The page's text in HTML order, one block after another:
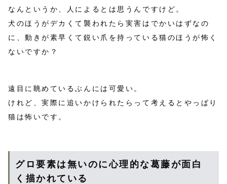
なんというか、人によるとは思うんですけど。
犬のほうがデカくて襲われたら実害はでかいはずなの
に、動きが素早くて鋭い爪を持っている猫のほうが怖く
ないですか？
遠目に眺めているぶんには可愛い。
けれど、実際に追いかけられたらって考えるとやっぱり
猫は怖いです。
グロ要素は無いのに心理的な葛藤が面白
く描かれている